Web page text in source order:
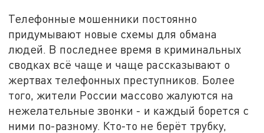
Телефонные мошенники постоянно
придумывают новые схемы для обмана
людей. В последнее время в криминальных
сводках всё чаще и чаще рассказывают о
жертвах телефонных преступников. Более
того, жители России массово жалуются на
нежелательные звонки - и каждый борется с
ними по-разному. Кто-то не берёт трубку,